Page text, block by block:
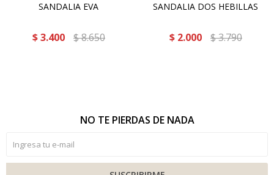
SANDALIA EVA
$ 3.400 $8.650
SANDALIA DOS HEBILLAS
$ 2.000 $3.790
NO TE PIERDAS DE NADA